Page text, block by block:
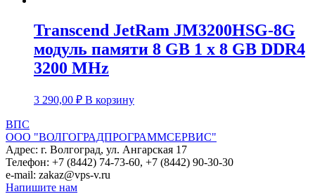
Transcend JetRam JM3200HSG-8G
модуль памяти 8 GB 1 x 8 GB DDR4
3200 MHz
3 290,00 ₽ В корзину
ВПС
ООО "ВОЛГОГРАДПРОГРАММСЕРВИС"
Адрес: г. Волгоград, ул. Ангарская 17
Телефон: +7 (8442) 74-73-60, +7 (8442) 90-30-30
e-mail: zakaz@vps-v.ru
Напишите нам